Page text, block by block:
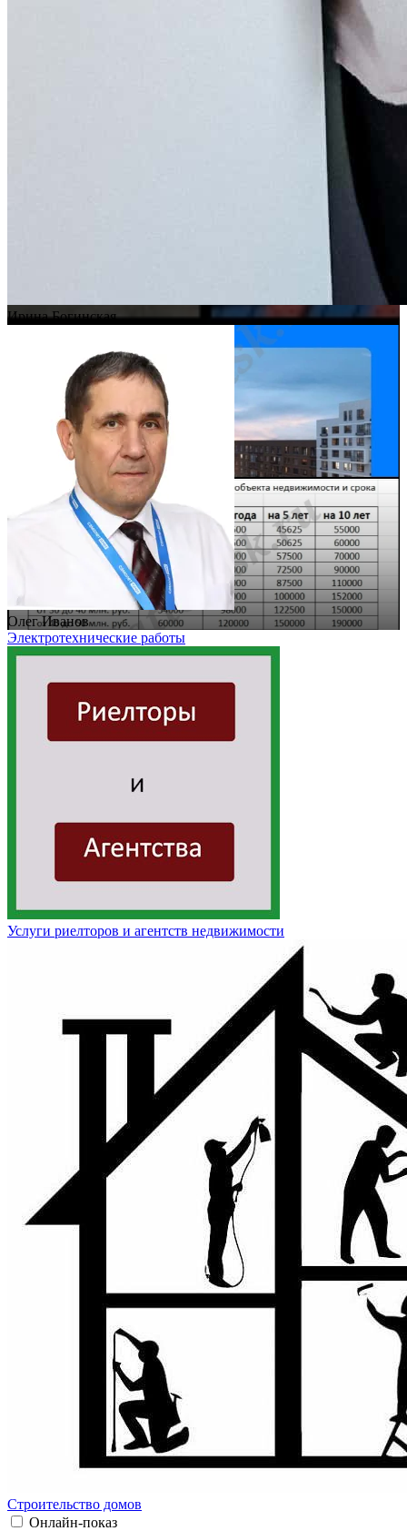
Ирина Богинская
Олег Иванов
Электротехнические работы
Услуги риелторов и агентств недвижимости
Строительство домов
Онлайн-показ